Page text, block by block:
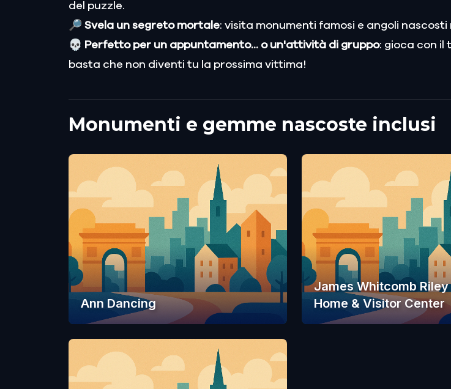
del puzzle.
🔎 Svela un segreto mortale: visita monumenti famosi e angoli
💀 Perfetto per un appuntamento... o un'attività di gruppo: gioca con il
basta che non diventi tu la prossima vittima!
Monumenti e gemme nascoste inclusi
Ann Dancing
James Whitcomb
Home & Visitor Center